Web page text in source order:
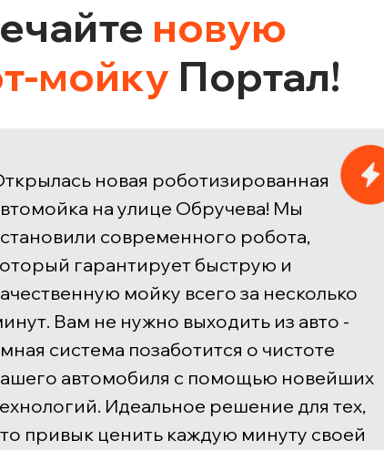
новую
мойку Портал!
новая роботизированная
на улице Обручева! Мы
современного робота,
гарантирует быструю и
мойку всего за несколько
Вам не нужно выходить из авто -
система позаботится о чистоте
автомобиля с помощью новейших
Идеальное решение для тех,
привык ценить каждую минуту своей